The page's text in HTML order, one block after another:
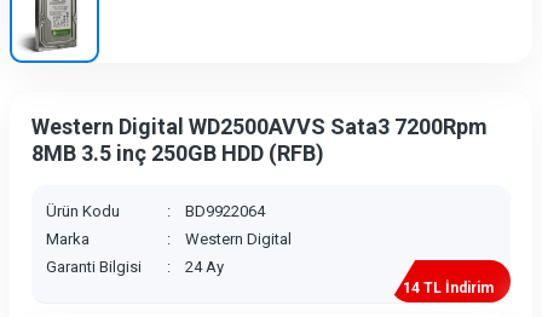
Western Digital WD2500AVVS Sata3 7200Rpm
8MB 3.5 inç 250GB HDD (RFB)
Ürün Kodu :
BD9922064
Marka
:
Western Digital
Garanti Bilgisi
: 24 Ay
14 TL İndirim